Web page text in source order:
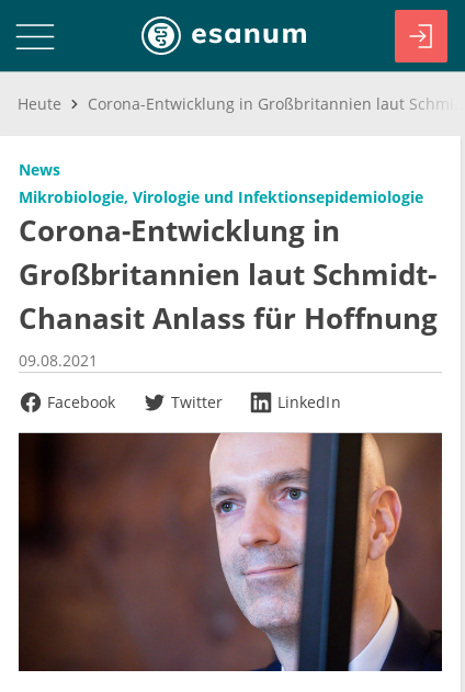
Heute
News
Mikrobiologie, Virologie und Infektionsepidemiologie
Corona-Entwicklung in
Großbritannien laut Schmidt-
Chanasit Anlass für Hoffnung
09.08.2021
Facebook
Twitter LinkedIn